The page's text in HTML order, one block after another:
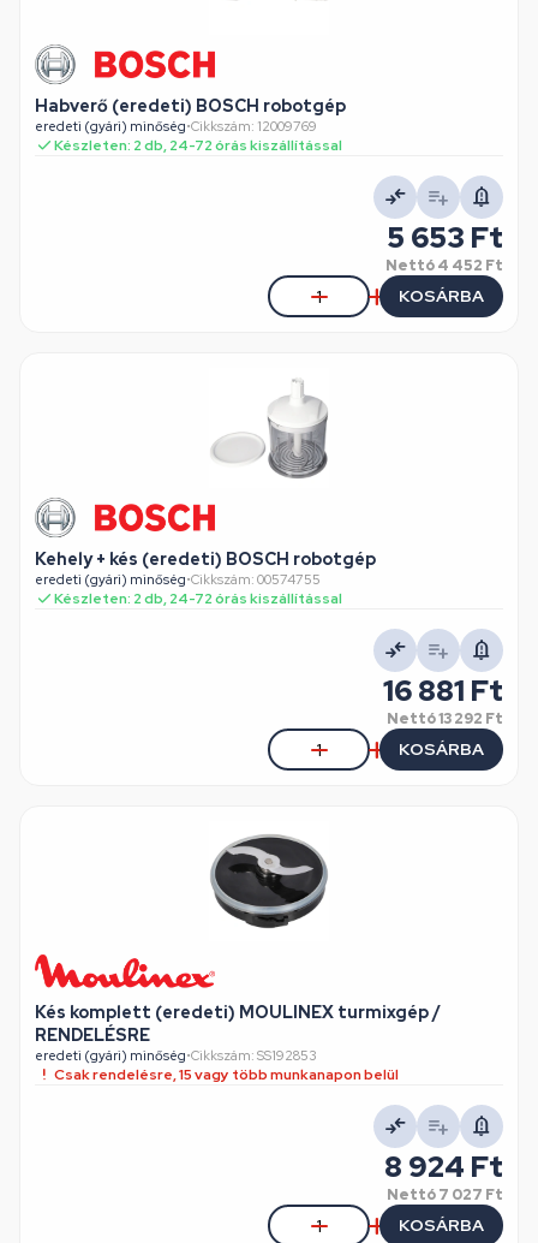
Habverő (eredeti) BOSCH robotgép
eredeti (gyári) minőség•Cikkszám: 12009769
Készleten: 2 db, 24-72 órás kiszállítással
5 653 Ft
Nettó4 452 Ft
KOSÁRBA
Kehely + kés (eredeti) BOSCH robotgép
eredeti (gyári) minőség•Cikkszám: 00574755
Készleten: 2 db, 24-72 órás kiszállítással
16 881 Ft
Nettó13 292 Ft
KOSÁRBA
Kés komplett (eredeti) MOULINEX turmixgép /
RENDELÉSRE
eredeti (gyári) minőség•Cikkszám: SS192853
Csak rendelésre, 15 vagy több munkanapon belül
8 924 Ft
Nettó7 027 Ft
KOSÁRBA